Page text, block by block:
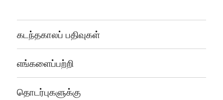
கடந்தகாலப் பதிவுகள்
எங்களைப்பற்றி
தொடர்புகளுக்கு